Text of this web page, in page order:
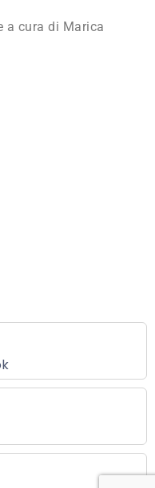
a cura di Marica